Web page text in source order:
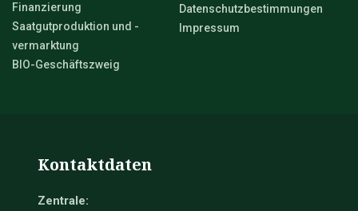
Finanzierung
Saatgutproduktion und -
vermarktung
BIO-Geschäftszweig
Datenschutzbestimmungen
Impressum
Kontaktdaten
Zentrale: